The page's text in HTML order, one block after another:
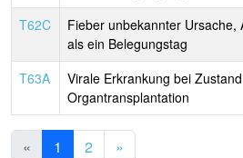
T62C
Fieber unbekannter Ursache,
als ein Belegungstag
T63A
Virale Erkrankung bei
Organtransplantation
« 1 2 »